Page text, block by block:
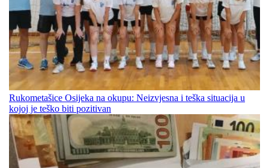
Rukometašice Osijeka na okupu: Neizvjesna i teška situacija u
kojoj je teško biti pozitivan